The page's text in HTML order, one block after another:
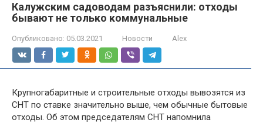
Калужским садоводам разъяснили: отходы
бывают не только коммунальные
Опубликовано: 05.03.2021 Новости Alex
Крупногабаритные и строительные отходы вывозятся из
СНТ по ставке значительно выше, чем обычные бытовые
отходы. Об этом председателям СНТ напомнила